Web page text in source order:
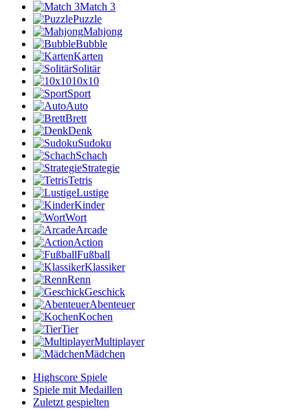
Match 3
Puzzle
Mahjong
Bubble
Karten
Solitär
10x10
Sport
Auto
Brett
Denk
Sudoku
Schach
Strategie
Tetris
Lustige
Kinder
Wort
Arcade
Action
Fußball
Klassiker
Renn
Geschick
Abenteuer
Kochen
Tier
Multiplayer
Mädchen
Highscore Spiele
Spiele mit Medaillen
Zuletzt gespielten